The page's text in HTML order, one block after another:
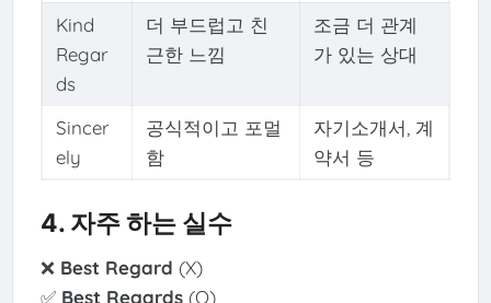
Kind
Regar
ds
더 부드럽고 친
근한 느낌
조금 더 관계
가 있는 상대
Sincer
ely
공식적이고 포멀
함
자기소개서, 계
약서 등
4. 자주 하는 실수
❌ Best Regard (X)
✅ Best Regards(O)